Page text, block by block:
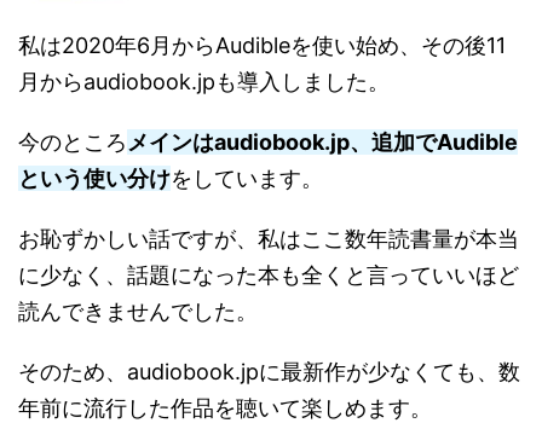
私は2020年6月からAudibleを使い始め、その後11
月からaudiobook.jpも導入しました。
今のところメインはaudiobook.jp、追加でAudible
という使い分けをしています。
お恥ずかしい話ですが、私はここ数年読書量が本当
に少なく、話題になった本も全くと言っていいほど
読んできませんでした。
そのため、audiobook.jpに最新作が少なくても、数
年前に流行した作品を聴いて楽しめます。